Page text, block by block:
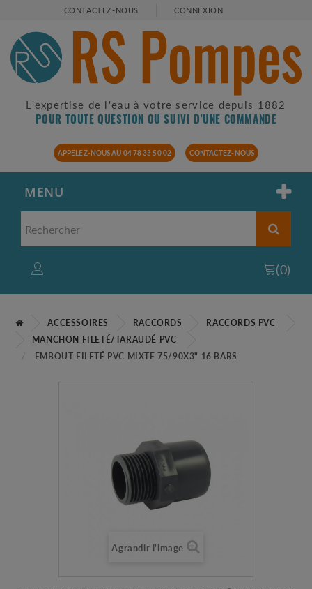
CONTACTEZ-NOUS CONNEXION
L'expertise de l'eau à votre service depuis 1882
POUR TOUTE QUESTION OU SUIVI D'UNE COMMANDE
APPELEZ-NOUS AU 04 78 33 50 02 CONTACTEZ-NOUS
MENU
(0)
ACCESSOIRES RACCORDS
RACCORDS PVC
MANCHON FILETÉ/TARAUDÉ PVC
EMBOUT FILETÉ PVC MIXTE 75/90X3" 16 BARS
Agrandir l'image